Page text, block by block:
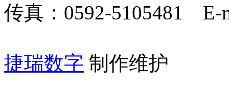
传真：0592-5105481 E-
捷瑞数字 制作维护